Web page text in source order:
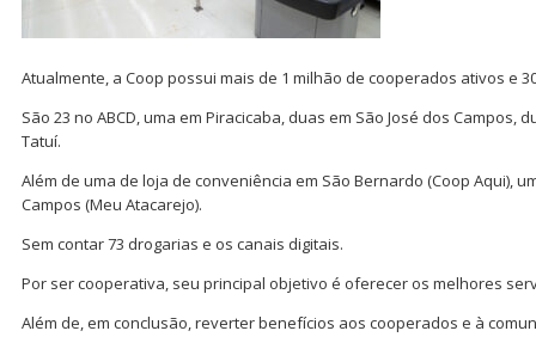
Atualmente, a Coop possui mais de 1 milhão de cooperados ativos e
São 23 no ABCD, uma em Piracicaba, duas em São José dos Campos,
Tatuí.
Além de uma de loja de conveniência em São Bernardo (Coop Aqui),
Campos (Meu Atacarejo).
Sem contar 73 drogarias e os canais digitais.
Por ser cooperativa, seu principal objetivo é oferecer os melhores
Além de, em conclusão, reverter benefícios aos cooperados e à